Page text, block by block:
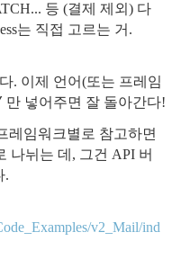
등 (결제 제외) 다
는 직접 고르는 거.
. 이제 언어(또는 프레임
만 넣어주면 잘 돌아간다!
레임워크별로 참고하면
나뉘는 데, 그건 API 버
.
v2_Mail/ind